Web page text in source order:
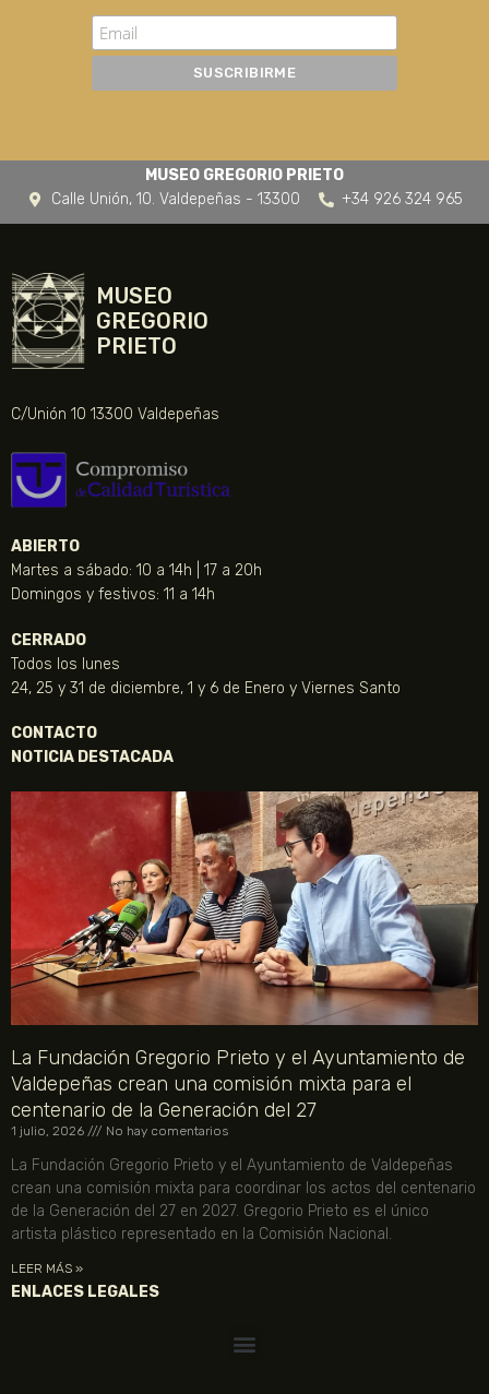
MUSEO GREGORIO PRIETO
Calle Unión, 10. Valdepeñas - 13300
+34 926 324 965
MUSEO
GREGORIO
PRIETO
C/Unión 10 13300 Valdepeñas
ABIERTO
Martes a sábado: 10 a 14h | 17 a 20h
Domingos y festivos: 11 a 14h
CERRADO
Todos los lunes
24, 25 y 31 de diciembre, 1 y 6 de Enero y Viernes Santo
CONTACTO
NOTICIA DESTACADA
La Fundación Gregorio Prieto y el Ayuntamiento de
Valdepeñas crean una comisión mixta para el
centenario de la Generación del 27
1 julio, 2026 No hay comentarios
La Fundación Gregorio Prieto y el Ayuntamiento de Valdepeñas
crean una comisión mixta para coordinar los actos del centenario
de la Generación del 27 en 2027. Gregorio Prieto es el único
artista plástico representado en la Comisión Nacional.
LEER MÁS »
ENLACES LEGALES